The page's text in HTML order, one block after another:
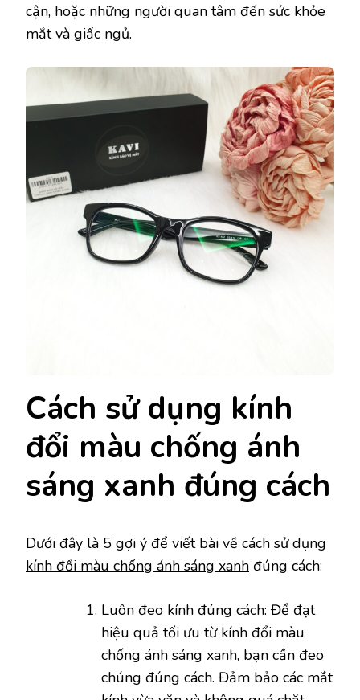
cận, hoặc những người quan tâm đến sức khỏe
mắt và giấc ngủ.
Cách sử dụng kính
đổi màu chống ánh
sáng xanh đúng cách
Dưới đây là 5 gợi ý để viết bài về cách sử dụng
kính đổi màu chống ánh sáng xanh đúng cách:
Luôn đeo kính đúng cách: Để đạt
hiệu quả tối ưu từ kính đổi màu
chống ánh sáng xanh, bạn cần đeo
chúng đúng cách. Đảm bảo các mắt